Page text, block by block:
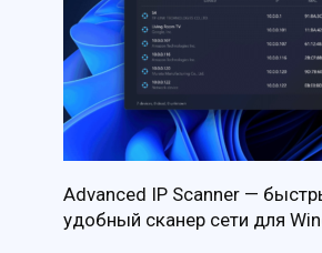
Advanced IP Scanner —
удобный сканер сети для